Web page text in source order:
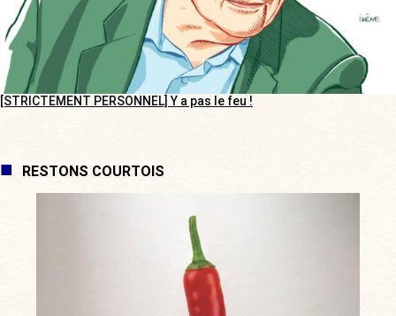
[STRICTEMENT PERSONNEL] Y a pas le feu !
RESTONS COURTOIS